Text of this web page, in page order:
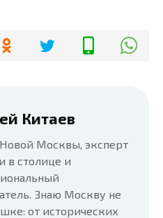
Китаев
Москвы, эксперт
в столице и
Знаю Москву не
от исторических